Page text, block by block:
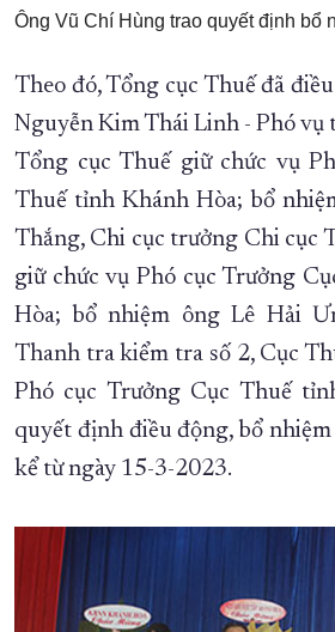
Ông Vũ Chí Hùng trao quyết định bổ
Theo đó, Tổng cục Thuế đã
Nguyễn Kim Thái Linh - Phó vụ
Tổng cục Thuế giữ chức vụ
Thuế tỉnh Khánh Hòa; bổ
Thắng, Chi cục trưởng Chi cục
giữ chức vụ Phó cục Trưởng
Hòa; bổ nhiệm ông Lê Hải
Thanh tra kiểm tra số 2, Cục
Phó cục Trưởng Cục Thuế
quyết định điều động, bổ
kể từ ngày 15-3-2023.